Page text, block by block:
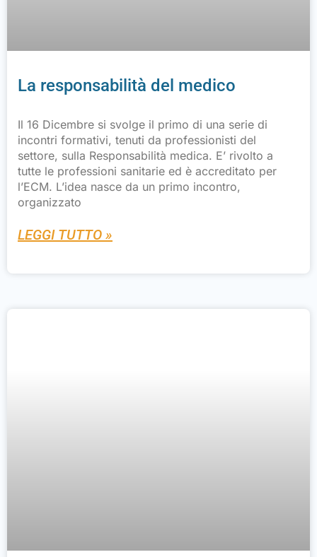
La responsabilità del medico
Il 16 Dicembre si svolge il primo di una serie di
incontri formativi, tenuti da professionisti del
settore, sulla Responsabilità medica. E’ rivolto a
tutte le professioni sanitarie ed è accreditato per
l’ECM. L’idea nasce da un primo incontro,
organizzato
LEGGI TUTTO »